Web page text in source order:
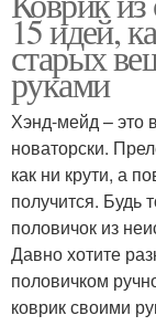
15 идей,
старых
руками
Хэнд-мейд – это
новаторски.
как ни крути, а
получится. Будь
половичок из
Давно хотите
половичком
коврик своими